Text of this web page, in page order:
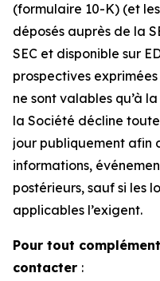
(formulaire 10-K) (et
déposés auprès de la
SEC et disponible sur
prospectives
ne sont valables qu’à
la Société décline
jour publiquement afin
informations,
postérieurs, sauf si les
applicables l’exigent.
Pour tout
contacter :